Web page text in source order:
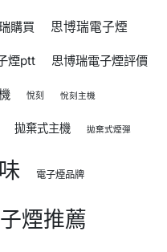
購買 思博瑞電子煙
煙ptt 思博瑞電子煙評價
悅刻 悅刻主機
拋棄式主機 拋棄式煙彈
電子煙品牌
煙推薦